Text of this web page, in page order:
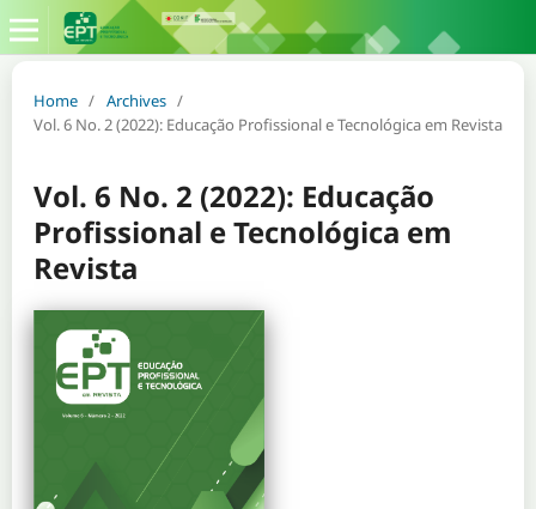
Home / Archives /
Vol. 6 No. 2 (2022): Educação Profissional e Tecnológica em Revista
Vol. 6 No. 2 (2022): Educação
Profissional e Tecnológica em
Revista